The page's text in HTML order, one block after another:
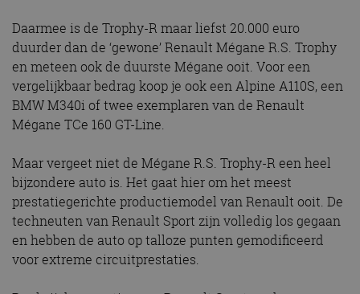
Daarmee is de Trophy-R maar liefst 20.000 euro
duurder dan de ‘gewone’ Renault Mégane R.S. Trophy
en meteen ook de duurste Mégane ooit. Voor een
vergelijkbaar bedrag koop je ook een Alpine A110S, een
BMW M340i of twee exemplaren van de Renault
Mégane TCe 160 GT-Line.
Maar vergeet niet de Mégane R.S. Trophy-R een heel
bijzondere auto is. Het gaat hier om het meest
prestatiegerichte productiemodel van Renault ooit. De
techneuten van Renault Sport zijn volledig los gegaan
en hebben de auto op talloze punten gemodificeerd
voor extreme circuitprestaties.